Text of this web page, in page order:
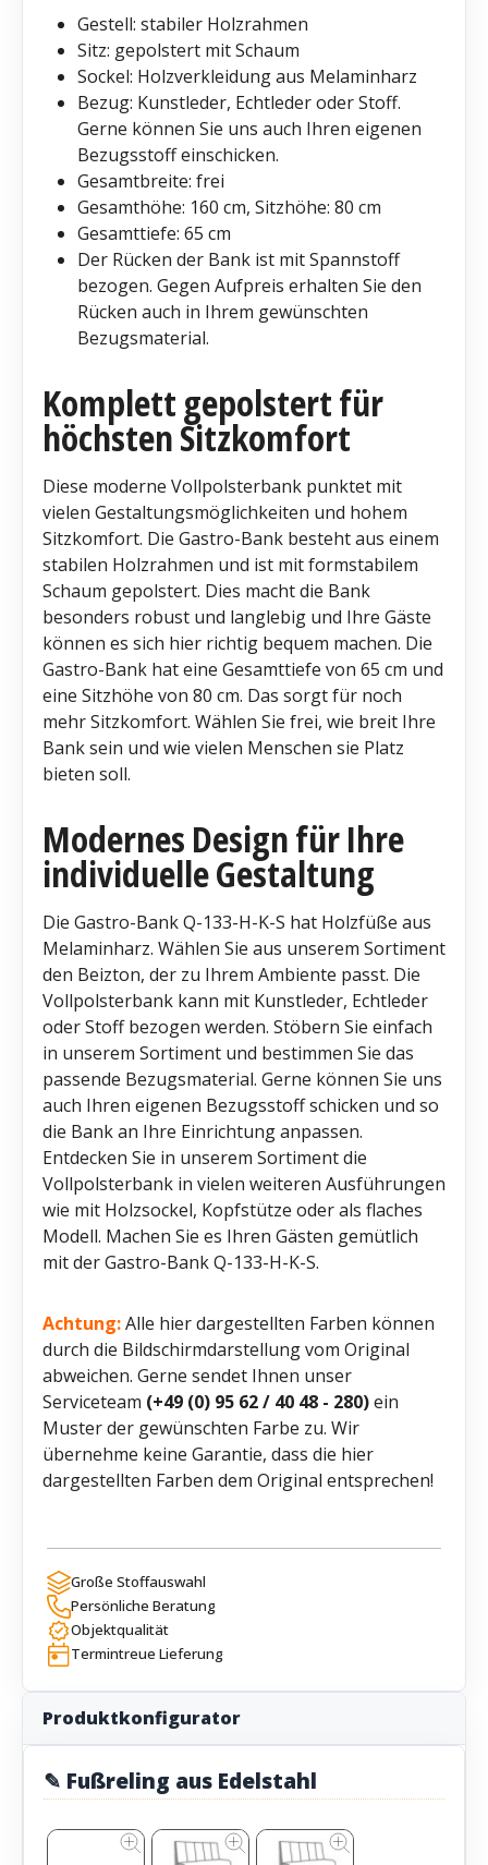
Gestell: stabiler Holzrahmen
Sitz: gepolstert mit Schaum
Sockel: Holzverkleidung aus Melaminharz
Bezug: Kunstleder, Echtleder oder Stoff.
Gerne können Sie uns auch Ihren eigenen
Bezugsstoff einschicken.
Gesamtbreite: frei
Gesamthöhe: 160 cm, Sitzhöhe: 80 cm
Gesamttiefe: 65 cm
Der Rücken der Bank ist mit Spannstoff
bezogen. Gegen Aufpreis erhalten Sie den
Rücken auch in Ihrem gewünschten
Bezugsmaterial.
Komplett gepolstert für
höchsten Sitzkomfort
Diese moderne Vollpolsterbank punktet mit
vielen Gestaltungsmöglichkeiten und hohem
Sitzkomfort. Die Gastro-Bank besteht aus einem
stabilen Holzrahmen und ist mit formstabilem
Schaum gepolstert. Dies macht die Bank
besonders robust und langlebig und Ihre Gäste
können es sich hier richtig bequem machen. Die
Gastro-Bank hat eine Gesamttiefe von 65 cm und
eine Sitzhöhe von 80 cm. Das sorgt für noch
mehr Sitzkomfort. Wählen Sie frei, wie breit Ihre
Bank sein und wie vielen Menschen sie Platz
bieten soll.
Modernes Design für Ihre
individuelle Gestaltung
Die Gastro-Bank Q-133-H-K-S hat Holzfüße aus
Melaminharz. Wählen Sie aus unserem Sortiment
den Beizton, der zu Ihrem Ambiente passt. Die
Vollpolsterbank kann mit Kunstleder, Echtleder
oder Stoff bezogen werden. Stöbern Sie einfach
in unserem Sortiment und bestimmen Sie das
passende Bezugsmaterial. Gerne können Sie uns
auch Ihren eigenen Bezugsstoff schicken und so
die Bank an Ihre Einrichtung anpassen.
Entdecken Sie in unserem Sortiment die
Vollpolsterbank in vielen weiteren Ausführungen
wie mit Holzsockel, Kopfstütze oder als flaches
Modell. Machen Sie es Ihren Gästen gemütlich
mit der Gastro-Bank Q-133-H-K-S.
Achtung:Alle hier dargestellten Farben können
durch die Bildschirmdarstellung vom Original
abweichen. Gerne sendet Ihnen unser
Serviceteam (+49 (0) 95 62 / 40 48 - 280)ein
Muster der gewünschten Farbe zu. Wir
übernehme keine Garantie, dass die hier
dargestellten Farben dem Original entsprechen!
Große Stoffauswahl
Persönliche Beratung
Objektqualität
Termintreue Lieferung
Produktkonfigurator
✎ Fußreling aus Edelstahl